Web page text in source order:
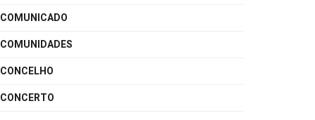
COMUNICADO
COMUNIDADES
CONCELHO
CONCERTO